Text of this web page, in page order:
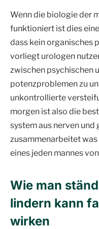
Wenn die biologie der
funktioniert ist dies
dass kein organisches
vorliegt urologen
zwischen psychischen
potenzproblemen zu
unkontrollierte
morgen ist also die
system aus nerven
zusammenarbeitet
eines jeden mannes
Wie man
lindern kann
wirken